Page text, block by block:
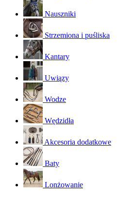
Nauszniki
Strzemiona i puśliska
Kantary
Uwiązy
Wodze
Wędzidła
Akcesoria dodatkowe
Baty
Lonżowanie